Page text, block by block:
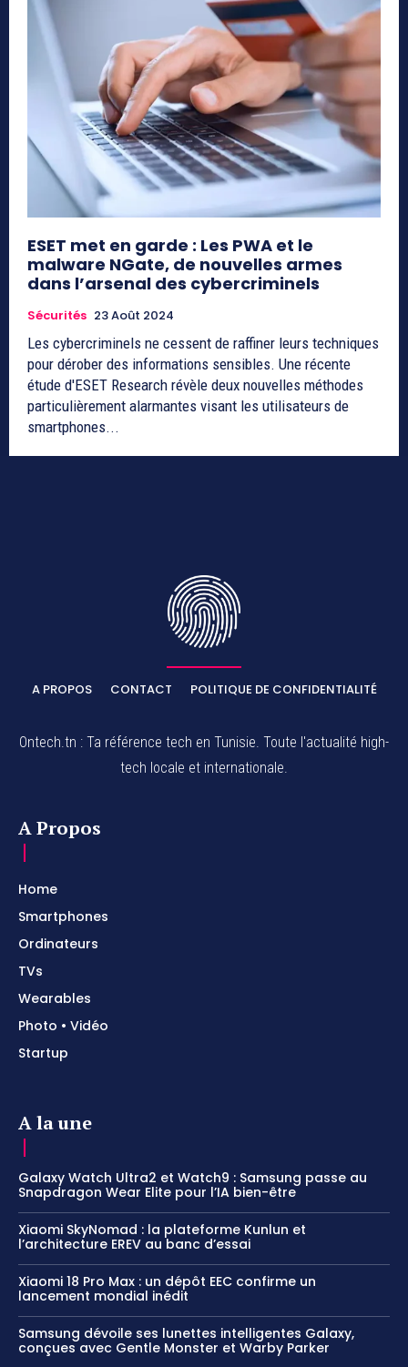
ESET met en garde : Les PWA et le
malware NGate, de nouvelles armes
dans l’arsenal des cybercriminels
Sécurités 23 Août 2024
Les cybercriminels ne cessent de raffiner leurs techniques
pour dérober des informations sensibles. Une récente
étude d'ESET Research révèle deux nouvelles méthodes
particulièrement alarmantes visant les utilisateurs de
smartphones...
A PROPOS CONTACT POLITIQUE DE CONFIDENTIALITÉ
Ontech.tn : Ta référence tech en Tunisie. Toute l'actualité high-
tech locale et internationale.
A Propos
Home
Smartphones
Ordinateurs
TVs
Wearables
Photo • Vidéo
Startup
A la une
Galaxy Watch Ultra2 et Watch9 : Samsung passe au
Snapdragon Wear Elite pour l’IA bien-être
Xiaomi SkyNomad : la plateforme Kunlun et
l’architecture EREV au banc d’essai
Xiaomi 18 Pro Max : un dépôt EEC confirme un
lancement mondial inédit
Samsung dévoile ses lunettes intelligentes Galaxy,
conçues avec Gentle Monster et Warby Parker